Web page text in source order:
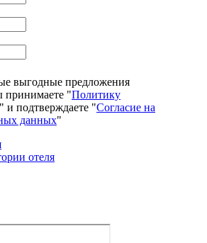
выгодные предложения
принимаете "Политику
" и подтверждаете "Согласие на
данных"
отеля